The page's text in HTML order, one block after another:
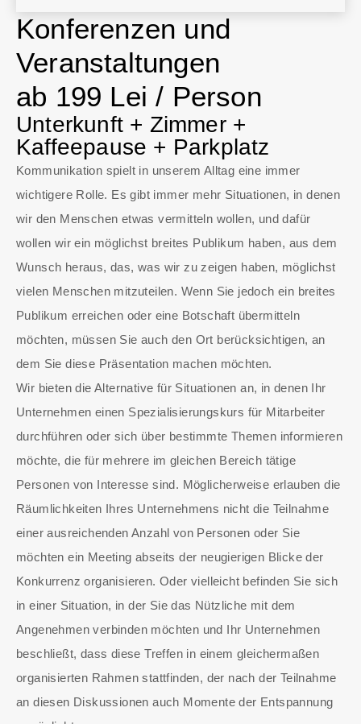
Konferenzen und
Veranstaltungen
ab 199 Lei / Person
Unterkunft + Zimmer +
Kaffeepause + Parkplatz
Kommunikation spielt in unserem Alltag eine immer
wichtigere Rolle. Es gibt immer mehr Situationen, in denen
wir den Menschen etwas vermitteln wollen, und dafür
wollen wir ein möglichst breites Publikum haben, aus dem
Wunsch heraus, das, was wir zu zeigen haben, möglichst
vielen Menschen mitzuteilen. Wenn Sie jedoch ein breites
Publikum erreichen oder eine Botschaft übermitteln
möchten, müssen Sie auch den Ort berücksichtigen, an
dem Sie diese Präsentation machen möchten.
Wir bieten die Alternative für Situationen an, in denen Ihr
Unternehmen einen Spezialisierungskurs für Mitarbeiter
durchführen oder sich über bestimmte Themen informieren
möchte, die für mehrere im gleichen Bereich tätige
Personen von Interesse sind. Möglicherweise erlauben die
Räumlichkeiten Ihres Unternehmens nicht die Teilnahme
einer ausreichenden Anzahl von Personen oder Sie
möchten ein Meeting abseits der neugierigen Blicke der
Konkurrenz organisieren. Oder vielleicht befinden Sie sich
in einer Situation, in der Sie das Nützliche mit dem
Angenehmen verbinden möchten und Ihr Unternehmen
beschließt, dass diese Treffen in einem gleichermaßen
organisierten Rahmen stattfinden, der nach der Teilnahme
an diesen Diskussionen auch Momente der Entspannung